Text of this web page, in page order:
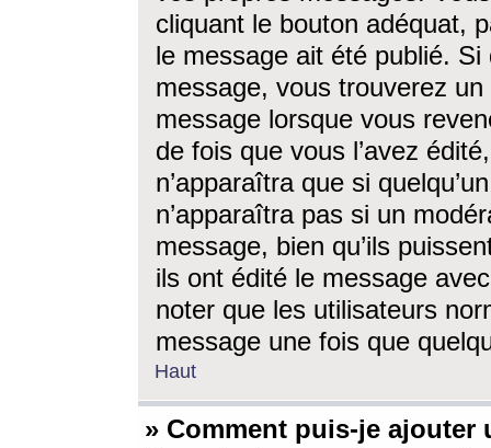
cliquant le bouton adéquat,
le message ait été publié. Si
message, vous trouverez
message lorsque vous
de fois que vous l’avez
n’apparaîtra que si
n’apparaîtra pas si un
message, bien qu’ils
ils ont édité le message
noter que les utilisateurs
message une fois que
Haut
» Comment puis-je ajouter